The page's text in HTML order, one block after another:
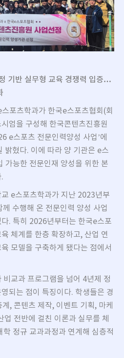
기반 실무형 교육 경쟁력 입증…
포츠학과가 한국e스포츠협회(회
엄을 구성해 한국콘텐츠진흥원
e스포츠 전문인력양성 사업’에
밝혔다. 이에 따라 양 기관은 e스
가능한 전문인재 양성을 위한 본
e스포츠학과가 지난 2023년부
수행해 온 전문인력 양성 사업
. 특히 2026년부터는 한국e스포
체계를 한층 확장하고, 산업 연
모델을 구축하게 됐다는 점에서
교과 프로그램을 넘어 4년제 정
되는 점이 특징이다. 학생들은 경
, 콘텐츠 제작, 이벤트 기획, 마케
업 전반에 걸친 이론과 실무를 체
정규 교과과정과 연계해 심층적